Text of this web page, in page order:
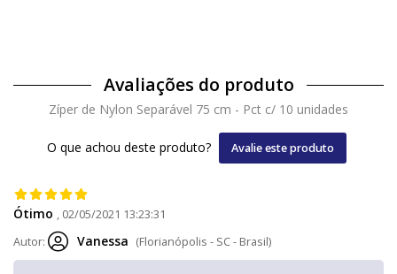
Avaliações do produto
Zíper de Nylon Separável 75 cm - Pct c/ 10 unidades
O que achou deste produto? Avalie este produto
Ótimo , 02/05/2021 13:23:31
Autor:
Vanessa (Florianópolis - SC - Brasil)